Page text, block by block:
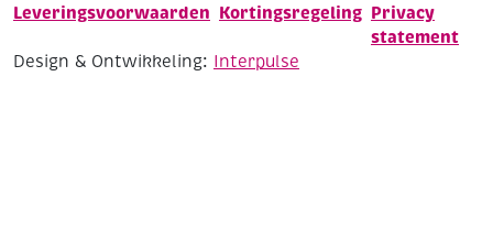
Leveringsvoorwaarden Kortingsregeling Privacy
statement
Design & Ontwikkeling: Interpulse